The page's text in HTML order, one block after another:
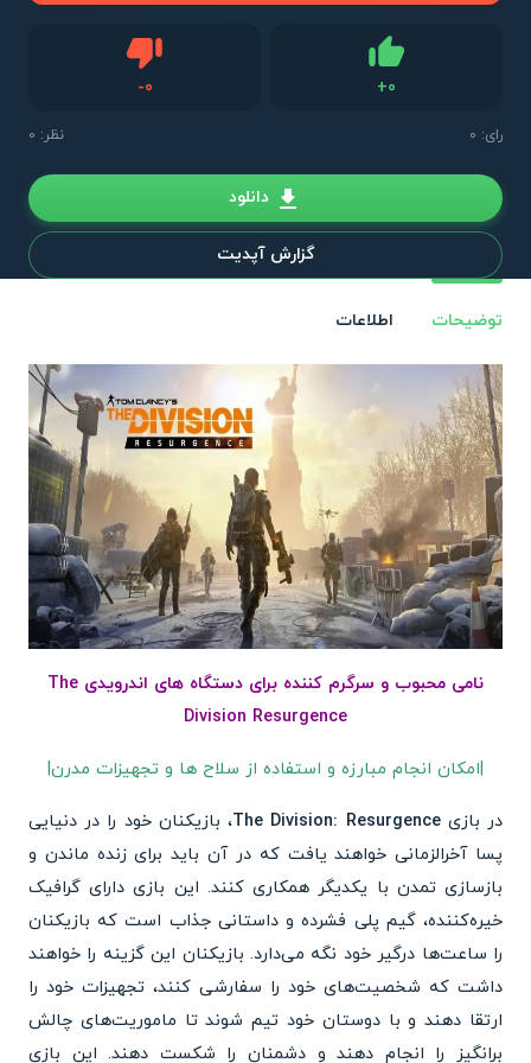
+0
-0دیس لایک
رای: 0 نظر: 0
دانلود
گزارش آپدیت
توضیحات اطلاعات
نامی محبوب و سرگرم کننده برای دستگاه های اندرویدی The
Division Resurgence
|امکان انجام مبارزه و استفاده از سلاح ها و تجهیزات مدرن|
در بازیThe Division: Resurgence، بازیکنان خود را در دنیایی
پسا آخرالزمانی خواهند یافت که در آن باید برای زنده ماندن و
بازسازی تمدن با یکدیگر همکاری کنند. این بازی دارای گرافیک
خیره‌کننده، گیم پلی فشرده و داستانی جذاب است که بازیکنان
را ساعت‌ها درگیر خود نگه می‌دارد. بازیکنان این گزینه را خواهند
داشت که شخصیت‌های خود را سفارشی کنند، تجهیزات خود را
ارتقا دهند و با دوستان خود تیم شوند تا ماموریت‌های چالش
برانگیز را انجام دهند و دشمنان را شکست دهند. این بازی